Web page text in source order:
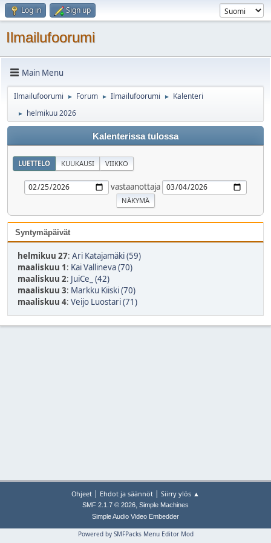
Log in Sign up
Ilmailufoorumi
Main Menu
Ilmailufoorumi ► Forum ► Ilmailufoorumi ► Kalenteri
► helmikuu 2026
Kalenterissa tulossa
LUETTELO KUUKAUSI VIIKKO
vastaanottaja
Syntymäpäivät
helmikuu 27: Ari Katajamäki (59)
maaliskuu 1: Kai Vallineva (70)
maaliskuu 2: JuiCe_ (42)
maaliskuu 3: Markku Kiiski (70)
maaliskuu 4: Veijo Luostari (71)
Ohjeet | Ehdot ja säännöt | Siirry ylös ▲
SMF 2.1.7 © 2026, Simple Machines
Simple Audio Video Embedder
Powered by SMFPacks Menu Editor Mod